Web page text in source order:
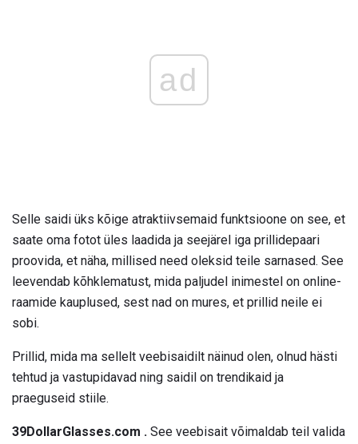
ad
Selle saidi üks kõige atraktiivsemaid funktsioone on see, et
saate oma fotot üles laadida ja seejärel iga prillidepaari
proovida, et näha, millised need oleksid teile sarnased. See
leevendab kõhklematust, mida paljudel inimestel on online-
raamide kauplused, sest nad on mures, et prillid neile ei
sobi.
Prillid, mida ma sellelt veebisaidilt näinud olen, olnud hästi
tehtud ja vastupidavad ning saidil on trendikaid ja
praeguseid stiile.
39DollarGlasses.com . See veebisait võimaldab teil valida